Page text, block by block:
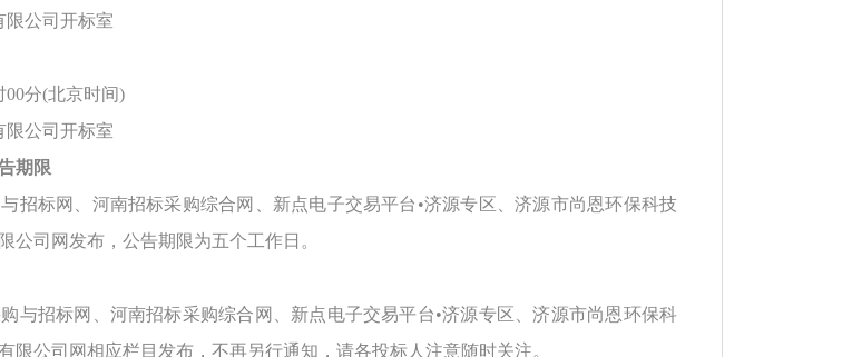
限公司开标室
00分(北京时间)
限公司开标室
期限
招标网、河南招标采购综合网、新点电子交易平台 •济源专区、济源市尚恩环保科技
公司网发布，公告期限为五个工作日。
与招标网、河南招标采购综合网、新点电子交易平台•济源专区、济源市尚恩环保科
限公司网相应栏目发布，不再另行通知，请各投标人注意随时关注。